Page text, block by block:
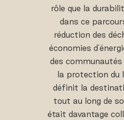
rôle que la
dans ce
réduction des
économies
des
la protection du
définit la
tout au long de
était davantage